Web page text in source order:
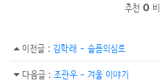
추천 0
이전글 : 김학래 - 슬픔의심로
다음글 : 조관우 - 겨울 이야기